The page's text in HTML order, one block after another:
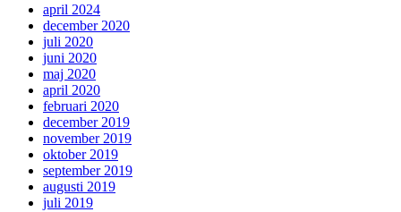
april 2024
december 2020
juli 2020
juni 2020
maj 2020
april 2020
februari 2020
december 2019
november 2019
oktober 2019
september 2019
augusti 2019
juli 2019